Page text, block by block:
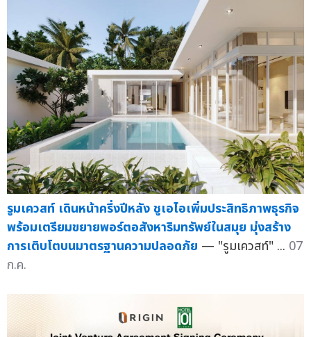
รูมเควสท์ เดินหน้าครึ่งปีหลัง ชูเอไอเพิ่มประสิทธิภาพธุรกิจ
พร้อมเตรียมขยายพอร์ตอสังหาริมทรัพย์ในสมุย มุ่งสร้าง
การเติบโตบนมาตรฐานความปลอดภัย — "รูมเควสท์" ... 07
ก.ค.